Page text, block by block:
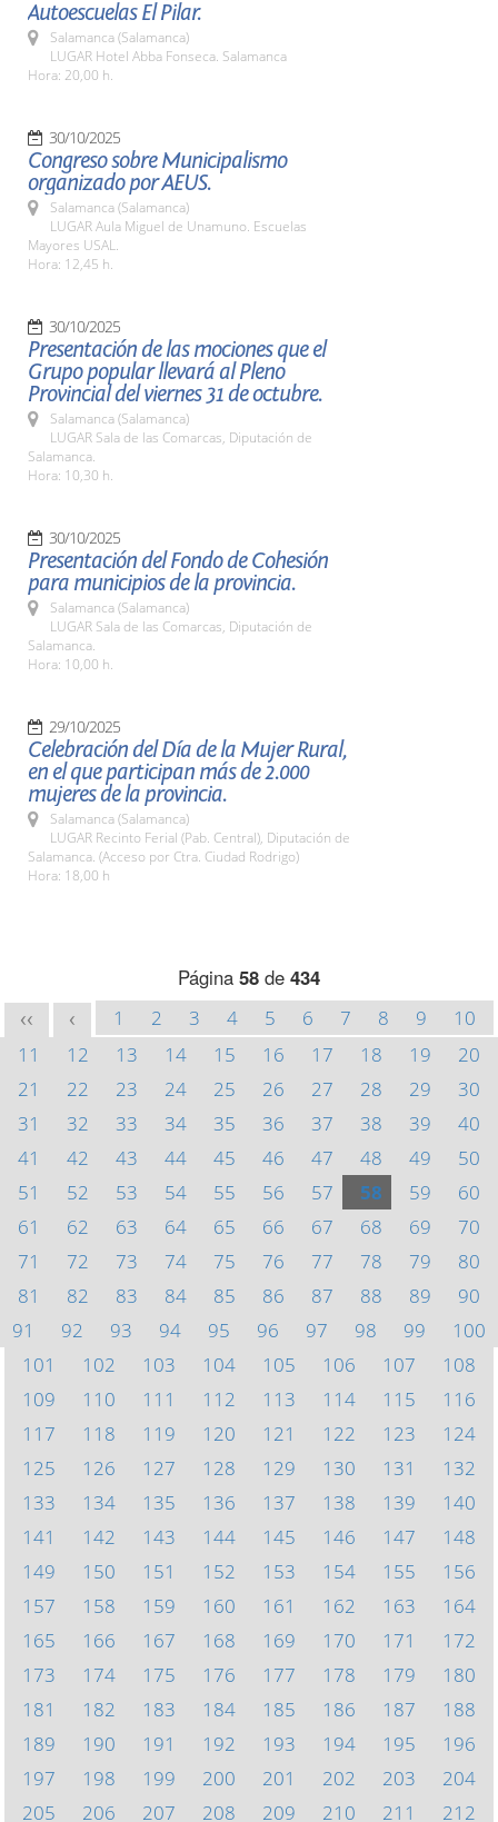
Autoescuelas El Pilar.
Salamanca (Salamanca)
LUGAR Hotel Abba Fonseca. Salamanca
Hora: 20,00 h.
30/10/2025
Congreso sobre Municipalismo
organizado por AEUS.
Salamanca (Salamanca)
LUGAR Aula Miguel de Unamuno. Escuelas
Mayores USAL.
Hora: 12,45 h.
30/10/2025
Presentación de las mociones que el
Grupo popular llevará al Pleno
Provincial del viernes 31 de octubre.
Salamanca (Salamanca)
LUGAR Sala de las Comarcas, Diputación de
Salamanca.
Hora: 10,30 h.
30/10/2025
Presentación del Fondo de Cohesión
para municipios de la provincia.
Salamanca (Salamanca)
LUGAR Sala de las Comarcas, Diputación de
Salamanca.
Hora: 10,00 h.
29/10/2025
Celebración del Día de la Mujer Rural,
en el que participan más de 2.000
mujeres de la provincia.
Salamanca (Salamanca)
LUGAR Recinto Ferial (Pab. Central), Diputación de
Salamanca. (Acceso por Ctra. Ciudad Rodrigo)
Hora: 18,00 h
Página 58 de 434
<< < 1 2 3 4 5 6 7 8 9
10
11
12 13 14 15 16 17 18 19
20
21
22 23 24 25 26 27 28 29
30
31
32 33 34 35 36 37 38 39
40
41
42 43 44 45 46 47 48 49
50
51
52 53 54 55 56 57 58 59
60
61
62 63 64 65 66 67 68 69
70
71
72 73 74 75 76 77 78 79
80
81
82 83 84 85 86 87 88 89
90
91
92 93 94 95 96 97 98 99
100
101
102 103 104 105 106 107
108
109
110 111 112 113 114 115
116
117
118 119 120 121 122 123
124
125
126 127 128 129 130 131
132
133
134 135 136 137 138 139
140
141
142 143 144 145 146 147
148
149
150 151 152 153 154 155
156
157
158 159 160 161 162 163
164
165
166 167 168 169 170 171
172
173
174 175 176 177 178 179
180
181
182 183 184 185 186 187
188
189
190 191 192 193 194 195
196
197
198 199 200 201 202 203
204
205
206 207 208 209 210 211 212